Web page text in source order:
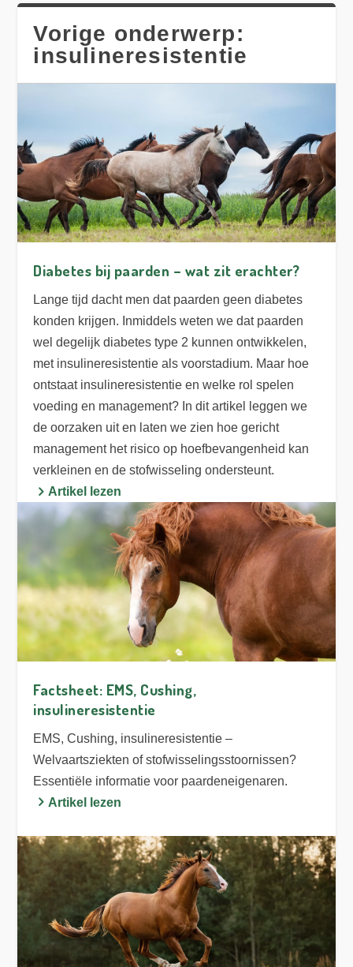
Vorige onderwerp:
insulineresistentie
Diabetes bij paarden – wat zit erachter?
Lange tijd dacht men dat paarden geen diabetes
konden krijgen. Inmiddels weten we dat paarden
wel degelijk diabetes type 2 kunnen ontwikkelen,
met insulineresistentie als voorstadium. Maar hoe
ontstaat insulineresistentie en welke rol spelen
voeding en management? In dit artikel leggen we
de oorzaken uit en laten we zien hoe gericht
management het risico op hoefbevangenheid kan
verkleinen en de stofwisseling ondersteunt.
Artikel lezen
Factsheet: EMS, Cushing,
insulineresistentie
EMS, Cushing, insulineresistentie –
Welvaartsziekten of stofwisselingsstoornissen?
Essentiële informatie voor paardeneigenaren.
Artikel lezen